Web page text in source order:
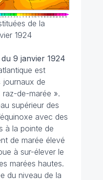
de la
1924
9 janvier 1924
est
journaux de
raz-de-marée ».
supérieur des
avec des
à la pointe de
de marée élevé
à sur-élever le
marées hautes.
du niveau de la